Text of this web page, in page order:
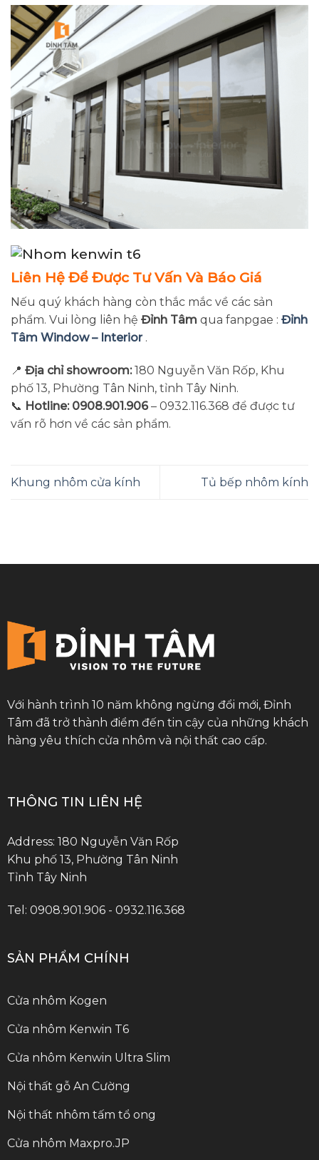
Liên Hệ Để Được Tư Vấn Và Báo Giá
Nếu quý khách hàng còn thắc mắc về các sản
phẩm. Vui lòng liên hệ Đỉnh Tâm qua fanpgae : Đỉnh
Tâm Window – Interior.
📍 Địa chỉ showroom:180 Nguyễn Văn Rốp, Khu
phố 13, Phường Tân Ninh, tỉnh Tây Ninh.
📞 Hotline: 0908.901.906– 0932.116.368 để được tư
vấn rõ hơn về các sản phẩm.
Khung nhôm cửa kính Tủ bếp nhôm kính
Với hành trình 10 năm không ngừng đổi mới, Đỉnh
Tâm đã trở thành điểm đến tin cậy của những khách
hàng yêu thích cửa nhôm và nội thất cao cấp.
THÔNG TIN LIÊN HỆ
Address: 180 Nguyễn Văn Rốp
Khu phố 13, Phường Tân Ninh
Tỉnh Tây Ninh
Tel: 0908.901.906 - 0932.116.368
SẢN PHẨM CHÍNH
Cửa nhôm Kogen
Cửa nhôm Kenwin T6
Cửa nhôm Kenwin Ultra Slim
Nội thất gỗ An Cường
Nội thất nhôm tấm tổ ong
Cửa nhôm Maxpro.JP